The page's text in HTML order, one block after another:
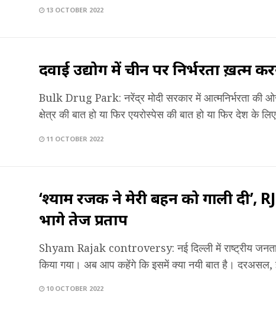
13 OCTOBER 2022
दवाई उद्योग में चीन पर निर्भरता ख़त्म
Bulk Drug Park: नरेंद्र मोदी सरकार में आत्मनिर्भरता की
क्षेत्र की बात हो या फिर एयरोस्पेस की बात हो या फिर देश के लिए
11 OCTOBER 2022
‘श्याम रजक ने मेरी बहन को गाली दी’,
भागे तेज प्रताप
Shyam Rajak controversy: नई दिल्ली में राष्ट्रीय जनता
किया गया। अब आप कहेंगे कि इसमें क्या नयी बात है। दरअसल,
10 OCTOBER 2022